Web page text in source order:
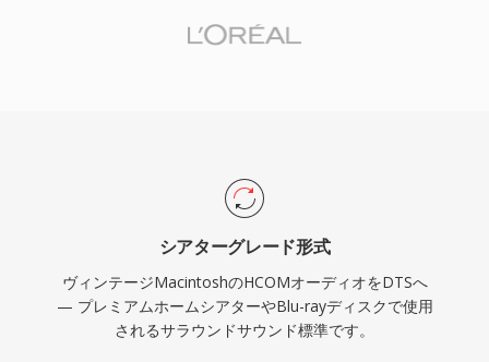
加します。主な強みには、AVレシーバー、ゲー
ンドストリーミング向けのサラウンドサウンドコ
ンテンツを扱う方にとって、DTSはスタジオミッ
クスからリビングルームまでの実績ある経路を提
供します。
シアターグレード形式
ヴィンテージMacintoshのHCOMオーディオをDTSへ
— プレミアムホームシアターやBlu-rayディスクで使用
されるサラウンドサウンド標準です。